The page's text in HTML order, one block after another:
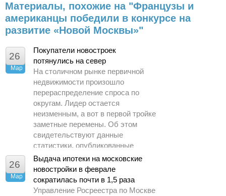
Материалы, похожие на "Французы и
американцы победили в конкурсе на
развитие «Новой Москвы»"
26
Мар
Покупатели новостроек
потянулись на север
На столичном рынке первичной
недвижимости произошло
перераспределение спроса по
округам. Лидер остается
неизменным, а вот в первой тройке
заметные перемены. Об этом
свидетельствуют данные
статистики, опубликованные
Управлением Росреестра по
Москве.
26
Мар
Выдача ипотеки на московские
новостройки в феврале
сократилась почти в 1,5 раза
Управление Росреестра по Москве